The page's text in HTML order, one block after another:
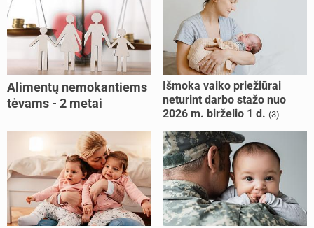
Alimentų nemokantiems
tėvams - 2 metai
Išmoka vaiko priežiūrai
neturint darbo stažo nuo
2026 m. birželio 1 d. (3)